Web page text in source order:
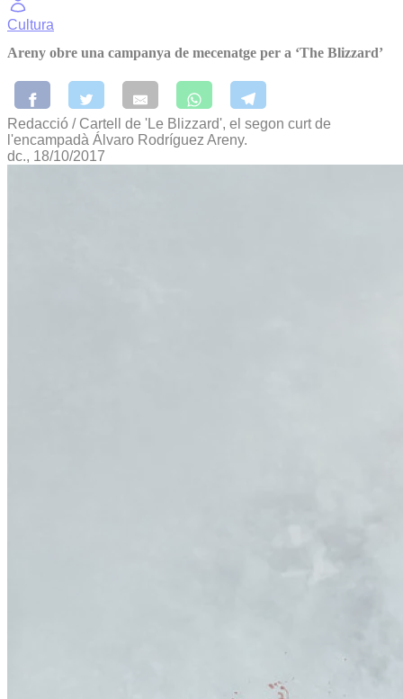
Cultura
Areny obre una campanya de mecenatge per a ‘The Blizzard’
Redacció / Cartell de 'Le Blizzard', el segon curt de
l'encampadà Álvaro Rodríguez Areny.
dc., 18/10/2017